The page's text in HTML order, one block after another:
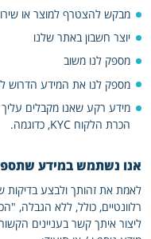
מבקש להצטרף למוצר או
יוצר חשבון באתר שלנו
מספק לנו משוב
מספק לנו את המידע הדרוש
מידע רקע שאנו מקבלים עליך
הכרת הלקוח KYC, כדוגמה.
אנו נשתמש במידע
לאמת את זהותך ולבצע בדיקות
רלוונטיים, כולל, ללא הגבלה,
ליצור איתך קשר בעניינים